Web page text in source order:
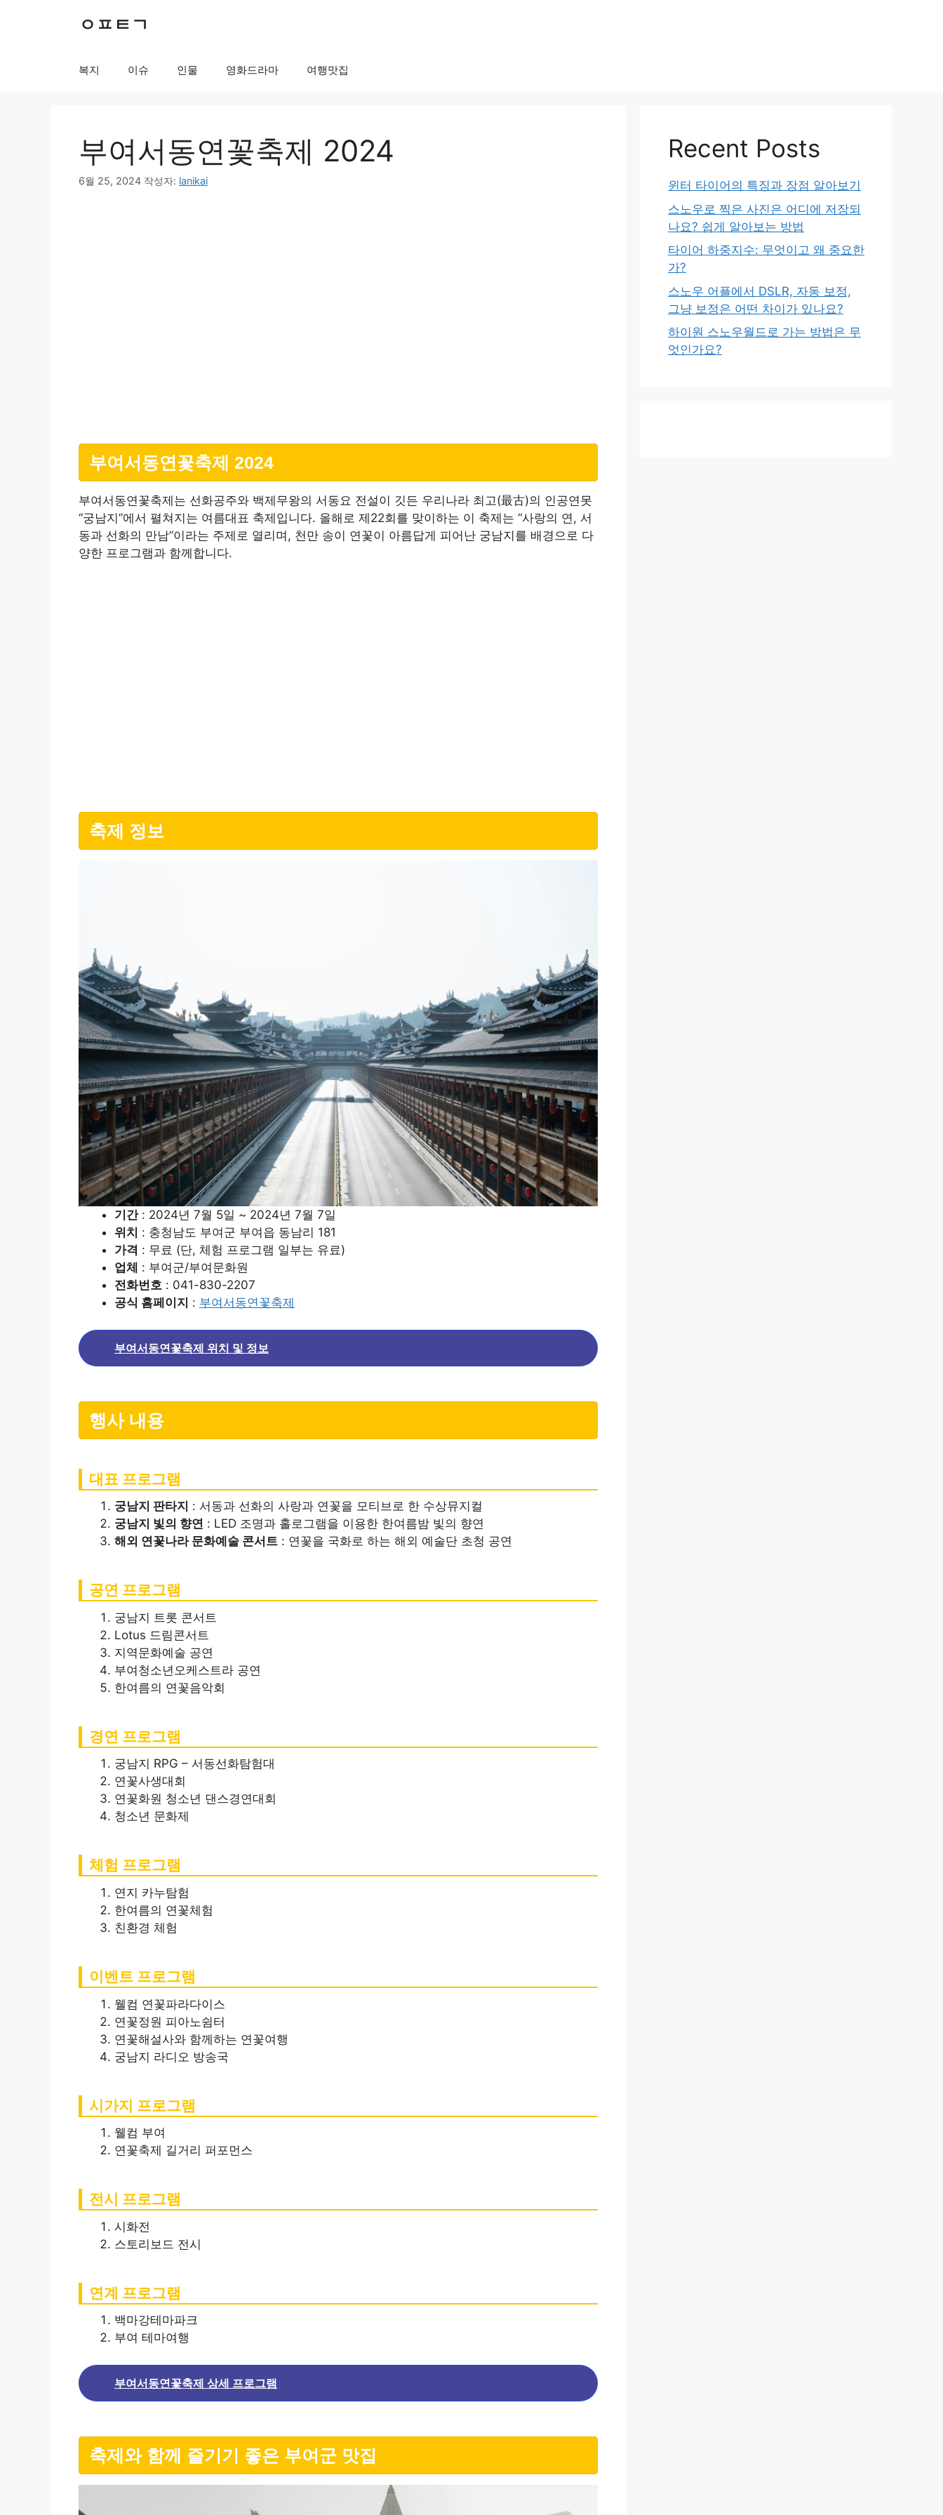
ㅇㅍㅌㄱ
복지 이슈 인물 영화드라마 여행맛집
부여서동연꽃축제 2024
6월 25, 2024 작성자: lanikai
부여서동연꽃축제 2024
부여서동연꽃축제는 선화공주와 백제무왕의 서동요 전설이 깃든 우리나라 최고(最古)의 인공연못
“궁남지”에서 펼쳐지는 여름대표 축제입니다. 올해로 제22회를 맞이하는 이 축제는 “사랑의 연, 서
동과 선화의 만남”이라는 주제로 열리며, 천만 송이 연꽃이 아름답게 피어난 궁남지를 배경으로 다
양한 프로그램과 함께합니다.
축제 정보
기간: 2024년 7월 5일 ~ 2024년 7월 7일
위치 : 충청남도 부여군 부여읍 동남리 181
가격 : 무료 (단, 체험 프로그램 일부는 유료)
업체 : 부여군/부여문화원
전화번호 : 041-830-2207
공식 홈페이지 : 부여서동연꽃축제
부여서동연꽃축제 위치 및 정보
행사 내용
대표 프로그램
궁남지 판타지 : 서동과 선화의 사랑과 연꽃을 모티브로 한 수상뮤지컬
궁남지 빛의 향연 : LED 조명과 홀로그램을 이용한 한여름밤 빛의 향연
해외 연꽃나라 문화예술 콘서트 : 연꽃을 국화로 하는 해외 예술단 초청 공연
공연 프로그램
궁남지 트롯 콘서트
Lotus 드림콘서트
지역문화예술 공연
부여청소년오케스트라 공연
한여름의 연꽃음악회
경연 프로그램
궁남지 RPG – 서동선화탐험대
연꽃사생대회
연꽃화원 청소년 댄스경연대회
청소년 문화제
체험 프로그램
연지 카누탐험
한여름의 연꽃체험
친환경 체험
이벤트 프로그램
웰컴 연꽃파라다이스
연꽃정원 피아노쉼터
연꽃해설사와 함께하는 연꽃여행
궁남지 라디오 방송국
시가지 프로그램
웰컴 부여
연꽃축제 길거리 퍼포먼스
전시 프로그램
시화전
스토리보드 전시
연계 프로그램
백마강테마파크
부여 테마여행
부여서동연꽃축제 상세 프로그램
축제와 함께 즐기기 좋은 부여군 맛집
Recent Posts
윈터 타이어의 특징과 장점 알아보기
스노우로 찍은 사진은 어디에 저장되
나요? 쉽게 알아보는 방법
타이어 하중지수: 무엇이고 왜 중요한
가?
스노우 어플에서 DSLR, 자동 보정,
그냥 보정은 어떤 차이가 있나요?
하이원 스노우월드로 가는 방법은 무
엇인가요?